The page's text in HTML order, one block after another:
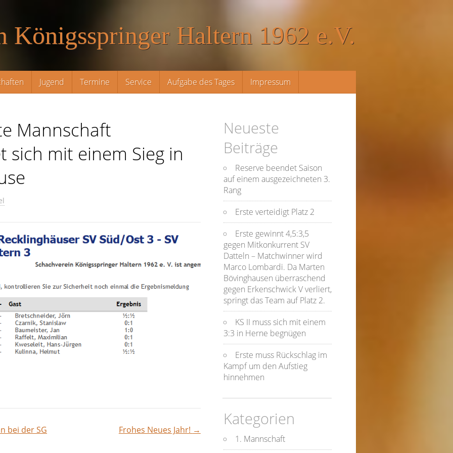
Königsspringer Haltern 1962 e.V.
Jugend Termine Service Aufgabe des Tages Impressum
Mannschaft
sich mit einem Sieg in
bei der SG
Frohes Neues Jahr! →
Neueste
Beiträge
Reserve beendet Saison
auf einem ausgezeichneten 3.
Rang
Erste verteidigt Platz 2
Erste gewinnt 4,5:3,5
gegen Mitkonkurrent SV
Datteln – Matchwinner wird
Marco Lombardi. Da Marten
Bövinghausen überraschend
gegen Erkenschwick V verliert,
springt das Team auf Platz 2.
KS II muss sich mit einem
3:3 in Herne begnügen
Erste muss Rückschlag im
Kampf um den Aufstieg
hinnehmen
Kategorien
1. Mannschaft